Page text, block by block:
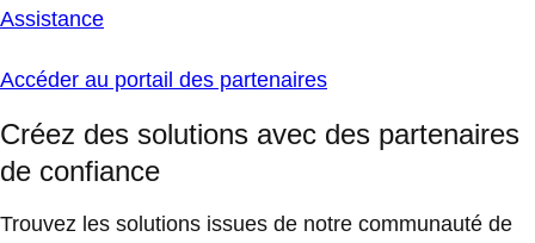
Assistance
Accéder au portail des partenaires
Créez des solutions avec des partenaires
de confiance
Trouvez les solutions issues de notre communauté de